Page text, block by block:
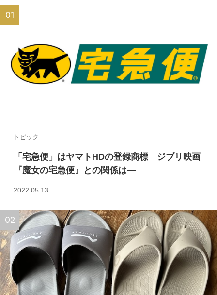
トピック
「宅急便」はヤマトHDの登録商標 ジブリ映画
『魔女の宅急便』との関係は—
2022.05.13